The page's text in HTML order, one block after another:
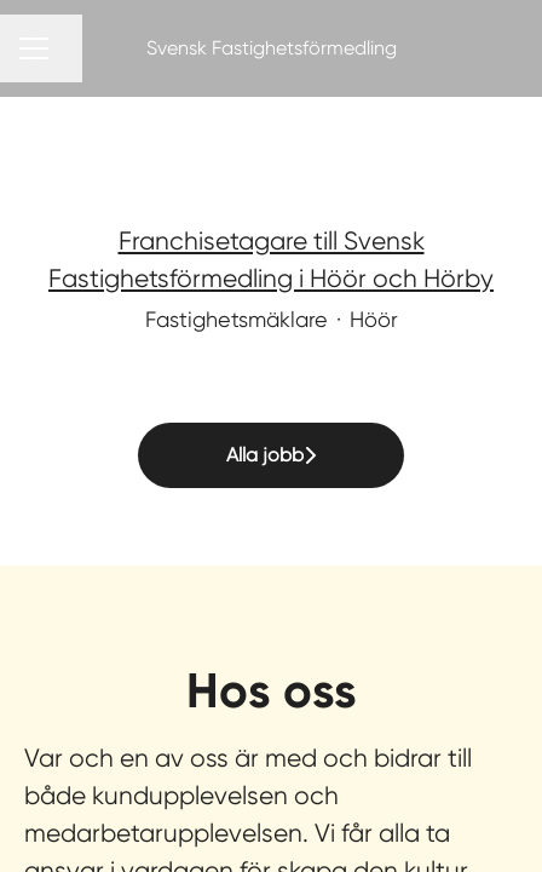
Svensk Fastighetsförmedling
Franchisetagare till Svensk
Fastighetsförmedling i Höör och Hörby
Fastighetsmäklare · Höör
Alla jobb
Hos oss
Var och en av oss är med och bidrar till
både kundupplevelsen och
medarbetarupplevelsen. Vi får alla ta